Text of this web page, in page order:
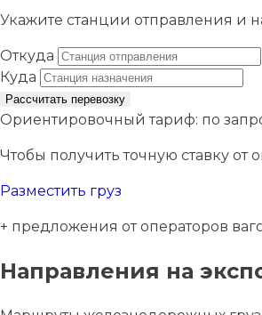
Укажите станции отправления и
Откуда
Куда
Рассчитать перевозку
Ориентировочный тариф: по
Чтобы получить точную ставку от
Разместить груз
+ предложения от операторов
Направления на